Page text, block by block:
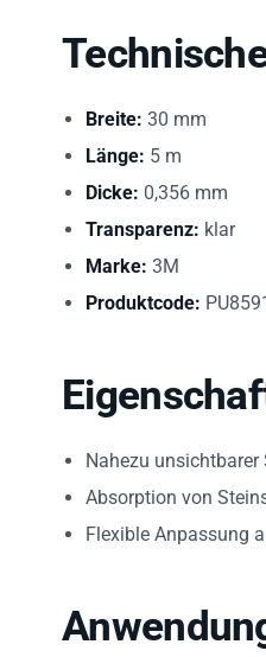
Breite: 30 mm
Länge: 5 m
Dicke: 0,356 mm
Transparenz: klar
Marke: 3M
Produktcode:
Nahezu unsichtbarer
Absorption von
Flexible Anpassung